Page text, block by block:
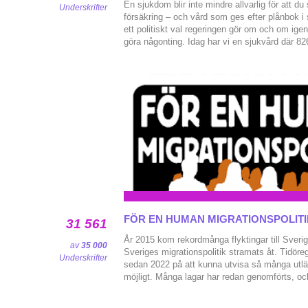
Underskrifter
En sjukdom blir inte mindre allvarlig för att du
försäkring – och vård som ges efter plånbok i
ett politiskt val regeringen gör om och om
göra någonting. Idag har vi en sjukvård där
tvinga fram regeringen på svaret: vård efter
plånbok? Källor: [1] Dagens ETC, M vill inte
Kristersson och Lapidus: https://www.etc.se/
saenda-debatt-mellan-kristersson-och-lapidus
Förslag om privata vårdförsäkringar fick
https://lakartidningen.se/nyheter/forslag-om-
privata-vardforsakringar-fick-ett-vantat-nej/ [3]
000 svenskar har sjukvårdsförsäkring:
https://www.svt.se/nyheter/inrikes/826-000-
sjukvardsforsakring-ger-snabbare-vard
31 561
av35 000
Underskrifter
FÖR EN HUMAN
År 2015 kom rekordmånga flyktingar till
Sveriges migrationspolitik stramats åt.
sedan 2022 på att kunna utvisa så många
möjligt. Många lagar har redan genomförts,